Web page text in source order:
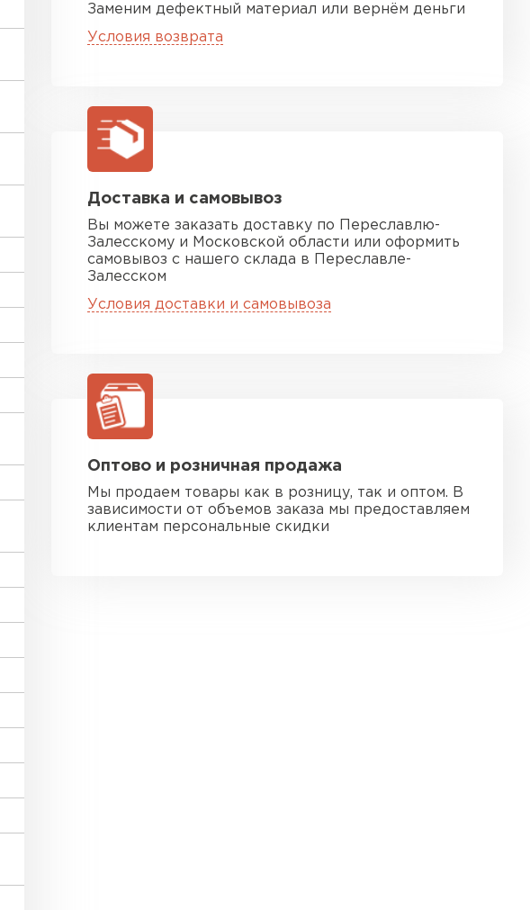
Заменим дефектный материал или вернём деньги
Условия возврата
Доставка и самовывоз
Вы можете заказать доставку по Переславлю-
Залесскому и Московской области или оформить
самовывоз с нашего склада в Переславле-
Залесском
Условия доставки и самовывоза
Оптово и розничная продажа
Мы продаем товары как в розницу, так и оптом. В
зависимости от объемов заказа мы предоставляем
клиентам персональные скидки
ПЕРЕЙТИ
Утеплитель Isoroc
ПЕРЕЙТИ
Утеплитель Paroc
ПЕРЕЙТИ
ПЕРЕЙТИ
Утеплитель Ursa
ПЕРЕЙТИ